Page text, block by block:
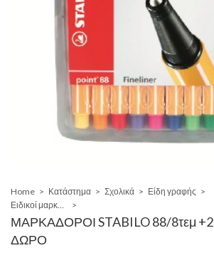
Home Κατάστημα Σχολικά
Είδη γραφής
ΜΑΡΚΑΔΟΡΟΙ STABILO 88/8τεμ +2
ΔΩΡΟ